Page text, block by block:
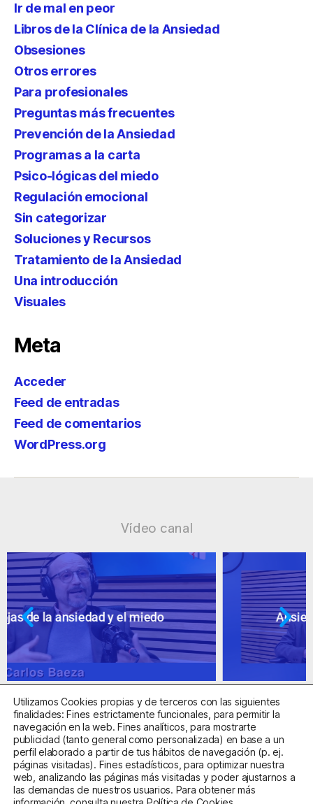
Ir de mal en peor
Libros de la Clínica de la Ansiedad
Obsesiones
Otros errores
Para profesionales
Preguntas más frecuentes
Prevención de la Ansiedad
Programas a la carta
Psico-lógicas del miedo
Regulación emocional
Sin categorizar
Soluciones y Recursos
Tratamiento de la Ansiedad
Una introducción
Visuales
Meta
Acceder
Feed de entradas
Feed de comentarios
WordPress.org
Vídeo canal
Ansiedad: supuestos cuestionables
Centro Sanitario Autorizado con el código E08737002
Aviso LegalPolítica de PrivacidadPolítica de Cookies
Utilizamos Cookies propias y de terceros con las siguientes
finalidades: Fines estrictamente funcionales, para permitir la
navegación en la web. Fines analíticos, para mostrarte
publicidad (tanto general como personalizada) en base a un
perfil elaborado a partir de tus hábitos de navegación (p. ej.
páginas visitadas). Fines estadísticos, para optimizar nuestra
web, analizando las páginas más visitadas y poder ajustarnos a
las demandas de nuestros usuarios. Para obtener más